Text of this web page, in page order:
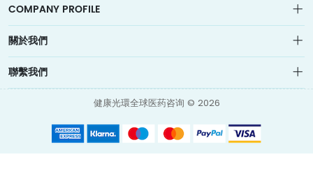
COMPANY PROFILE
健康光環是全球領先的世界線上藥房，藥房聯合老撾、印度、孟加拉、美
國、德國、日本等知名製藥企業，為腫瘤患者提供全球藥品資訊諮詢、藥
關於我們
关于我们
网站地图
聯繫我們
info@medicalhalo.com
Medical Halo (Hong Kong) Technology Limited
健康光環全球医药咨询 © 2026